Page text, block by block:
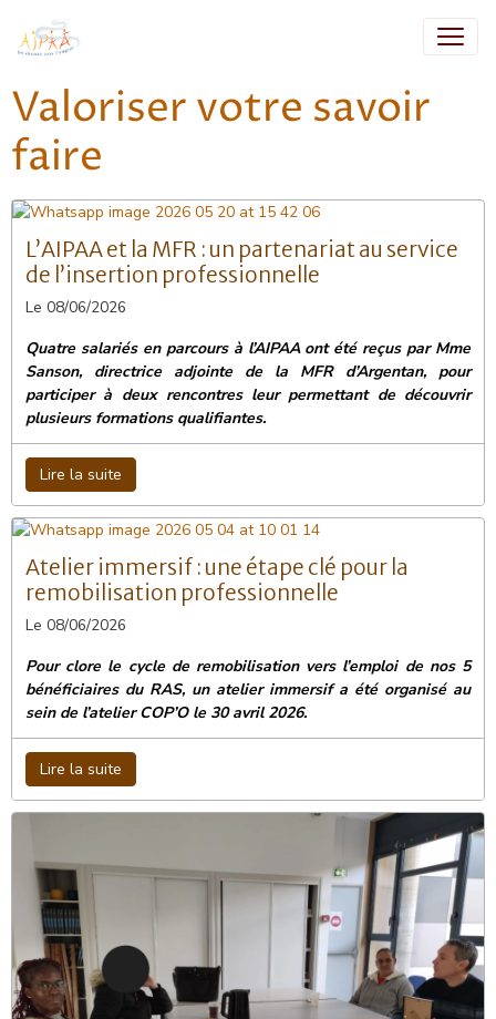
Valoriser votre savoir
faire
L’AIPAA et la MFR : un partenariat au service
de l’insertion professionnelle
Le 08/06/2026
Quatre salariés en parcours à l’AIPAA ont été reçus par Mme
Sanson, directrice adjointe de la MFR d’Argentan, pour
participer à deux rencontres leur permettant de découvrir
plusieurs formations qualifiantes.
Lire la suite
Atelier immersif : une étape clé pour la
remobilisation professionnelle
Le 08/06/2026
Pour clore le cycle de remobilisation vers l’emploi de nos 5
bénéficiaires du RAS, un atelier immersif a été organisé au
sein de l’atelier COP’O le 30 avril 2026.
Lire la suite